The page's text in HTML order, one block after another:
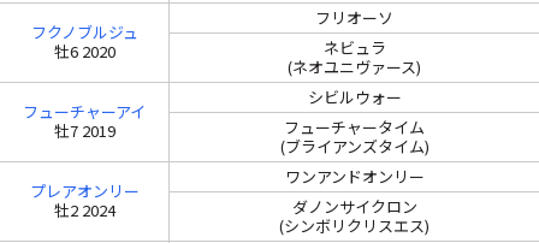
フクノブルジュ
牡6 2020
フリオーソ
ネビュラ
(ネオユニヴァース)
フューチャーアイ
牡7 2019
シビルウォー
フューチャータイム
(ブライアンズタイム)
プレアオンリー
牡2 2024
ワンアンドオンリー
ダノンサイクロン
(シンボリクリスエス)